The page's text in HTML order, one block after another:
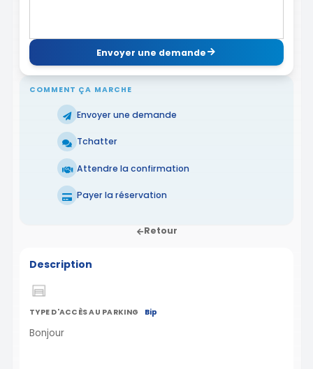
Envoyer une demande
COMMENT ÇA MARCHE
Envoyer une demande
Tchatter
Attendre la confirmation
Payer la réservation
Retour
Description
TYPE D'ACCÈS AU PARKING Bip
Bonjour